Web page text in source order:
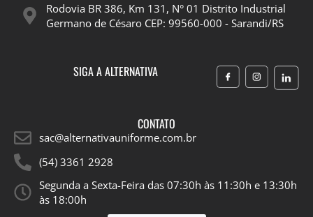
Rodovia BR 386, Km 131, N° 01 Distrito Industrial
Germano de Césaro CEP: 99560-000 - Sarandi/RS
SIGA A ALTERNATIVA
CONTATO
sac@alternativauniforme.com.br
(54) 3361 2928
Segunda a Sexta-Feira das 07:30h às 11:30h e 13:30h
às 18:00h​